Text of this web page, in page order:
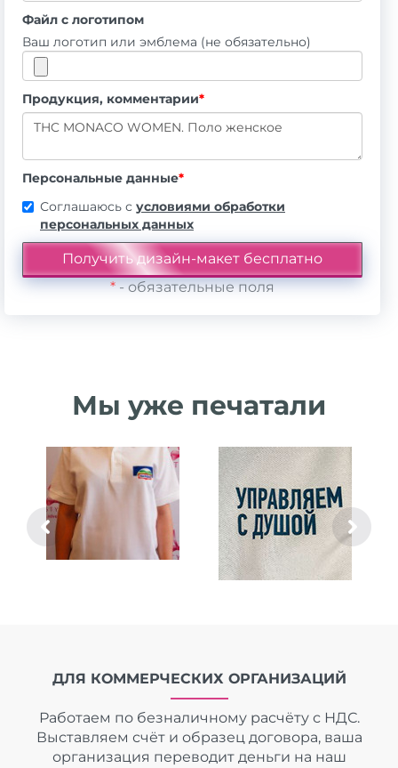
Файл с логотипом
Ваш логотип или эмблема (не обязательно)
Продукция, комментарии*
Персональные данные*
Соглашаюсь с условиями обработки
персональных данных
*- обязательные поля
Мы уже печатали
ДЛЯ КОММЕРЧЕСКИХ ОРГАНИЗАЦИЙ
Работаем по безналичному расчёту с НДС.
Выставляем счёт и образец договора, ваша
организация переводит деньги на наш